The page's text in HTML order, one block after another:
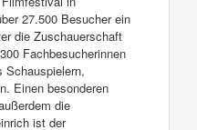
27.500 Besucher ein
die Zuschauerschaft
Fachbesucherinnen
Schauspielern,
Einen besonderen
die
ist der